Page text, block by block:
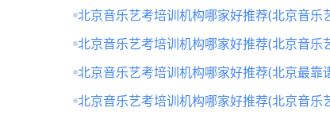
北京音乐艺考培训机构哪家好推荐(北京音乐
北京音乐艺考培训机构哪家好推荐(北京音乐
北京音乐艺考培训机构哪家好推荐(北京最靠
北京音乐艺考培训机构哪家好推荐(北京音乐